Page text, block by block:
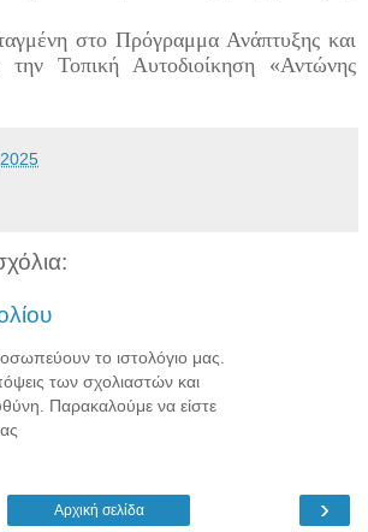
στο Πρόγραμμα Ανάπτυξης και
την Τοπική Αυτοδιοίκηση «Αντώνης
το ιστολόγιο μας.
των σχολιαστών και
Παρακαλούμε να είστε
›
Αρχική σελίδα